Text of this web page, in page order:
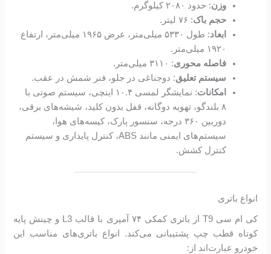
وزن: حدود ۲۰۸۰ کیلوگرم.
حجم باک: ۷۶ لیتر.
ابعاد
: طول ۵۳۳۰ میلی‌متر، عرض ۱۹۶۵ میلی‌متر، ارتفاع
۱۹۲۰ میلی‌متر.
فاصله محوری: ۳۱۱۰ میلی‌متر.
سیستم تعلیق: دوجناغی در جلو، فنر شمش در عقب.
امکانات
: نمایشگر لمسی ۱۰.۴ اینچی، سیستم صوتی با
۸ بلندگو، تهویه دوگانه، قفل بدون کلید، شیشه‌های برقی،
دوربین ۳۶۰ درجه، سنسور پارک، کیسه‌های هوا،
سیستم‌های ایمنی مانند ABS، کنترل پایداری و سیستم
کنترل کشش.
انواع باتری
کی ام سی T9 از باتری کمکی ۷۴ آمپری با قالب L3 و چینش پایه
کوتاه قطب چپ پشتیبانی می‌کند. انواع باتری‌های مناسب این
خودرو عبارت‌اند از: